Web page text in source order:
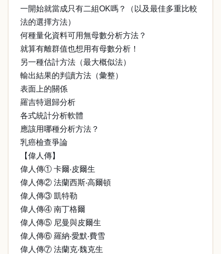
一開始就當成只有二組OK嗎？（以及最佳多重比較
法的選擇方法）
何種量化資料可用無母數分析方法？
就算有離群值也想用有母數分析！
另一種估計方法（最大概似法）
輸出結果的判讀方法（彙整）
表面上的關係
羅吉特迴歸分析
各式統計分析軟體
應該用哪種分析方法？
乳癌檢查爭論
【偉人傳】
偉人傳① 卡爾‧皮爾生
偉人傳② 法蘭西斯‧高爾頓
偉人傳③ 凱特勒
偉人傳④ 南丁格爾
偉人傳⑤ 尼曼與皮爾生
偉人傳⑥ 羅納‧愛默‧費雪
偉人傳⑦ 法蘭克‧魏克生